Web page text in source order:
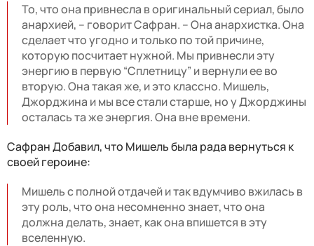
То, что она привнесла в оригинальный сериал, было
анархией, – говорит Сафран. – Она анархистка. Она
сделает что угодно и только по той причине,
которую посчитает нужной. Мы привнесли эту
энергию в первую “Сплетницу” и вернули ее во
вторую. Она такая же, и это классно. Мишель,
Джорджина и мы все стали старше, но у Джорджины
осталась та же энергия. Она вне времени.
Сафран Добавил, что Мишель была рада вернуться к
своей героине:
Мишель с полной отдачей и так вдумчиво вжилась в
эту роль, что она несомненно знает, что она
должна делать, знает, как она впишется в эту
вселенную.